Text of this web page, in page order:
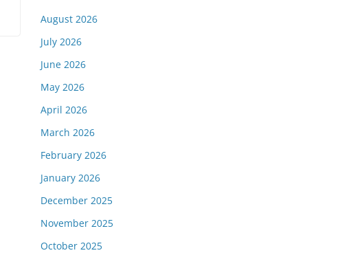
August 2026
July 2026
June 2026
May 2026
April 2026
March 2026
February 2026
January 2026
December 2025
November 2025
October 2025